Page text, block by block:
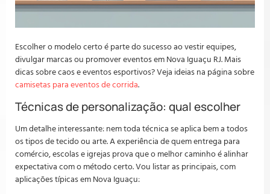
Escolher o modelo certo é parte do sucesso ao vestir equipes,
divulgar marcas ou promover eventos em Nova Iguaçu RJ. Mais
dicas sobre caos e eventos esportivos? Veja ideias na página sobre
camisetas para eventos de corrida.
Técnicas de personalização: qual escolher
Um detalhe interessante: nem toda técnica se aplica bem a todos
os tipos de tecido ou arte. A experiência de quem entrega para
comércio, escolas e igrejas prova que o melhor caminho é alinhar
expectativa com o método certo. Vou listar as principais, com
aplicações típicas em Nova Iguaçu: